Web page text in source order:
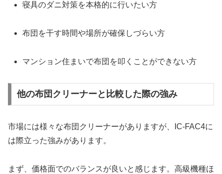
寝具のダニ対策を本格的に行いたい方
布団を干す時間や場所が確保しづらい方
マンション住まいで布団を叩くことができない方
他の布団クリーナーと比較した際の強み
市場には様々な布団クリーナーがありますが、IC-FAC4に
は際立った強みがあります。
まず、価格面でのバランスが良いと感じます。高級機種ほ